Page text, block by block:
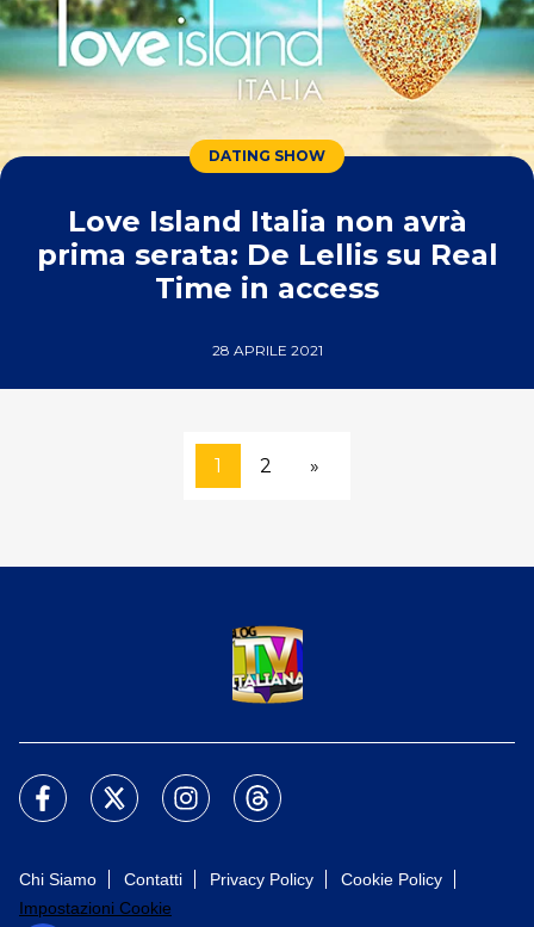
DATING SHOW
Love Island Italia non avrà
prima serata: De Lellis su Real
Time in access
28 APRILE 2021
1 2 »
Chi Siamo Contatti Privacy Policy
Cookie Policy
Impostazioni Cookie